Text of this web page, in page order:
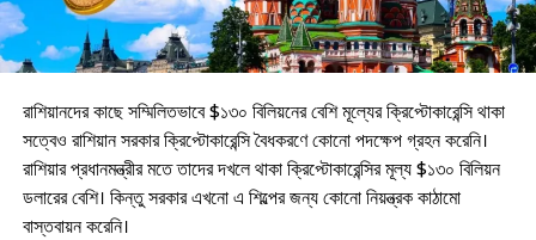
রাশিয়ানদের কাছে সম্মিলিতভাবে $১৩০ বিলিয়নের বেশি মূল্যের ক্রিপ্টোকারেন্সি থাকা
সত্বেও রাশিয়ান সরকার ক্রিপ্টোকারেন্সি বৈধকরণে কোনো পদক্ষেপ গ্রহন করেনি।
রাশিয়ার প্রধানমন্ত্রীর মতে তাদের দখলে থাকা ক্রিপ্টোকারেন্সির মূল্য $১৩০ বিলিয়ন
ডলারের বেশি। কিন্তু সরকার এখনো এ শিল্পের জন্য কোনো নিয়ন্ত্রক কাঠামো
বাস্তবায়ন করেনি।